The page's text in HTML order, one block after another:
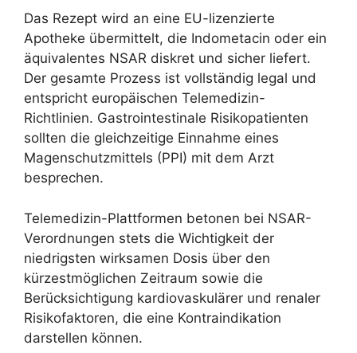
Das Rezept wird an eine EU-lizenzierte
Apotheke übermittelt, die Indometacin oder ein
äquivalentes NSAR diskret und sicher liefert.
Der gesamte Prozess ist vollständig legal und
entspricht europäischen Telemedizin-
Richtlinien. Gastrointestinale Risikopatienten
sollten die gleichzeitige Einnahme eines
Magenschutzmittels (PPI) mit dem Arzt
besprechen.
Telemedizin-Plattformen betonen bei NSAR-
Verordnungen stets die Wichtigkeit der
niedrigsten wirksamen Dosis über den
kürzestmöglichen Zeitraum sowie die
Berücksichtigung kardiovaskulärer und renaler
Risikofaktoren, die eine Kontraindikation
darstellen können.